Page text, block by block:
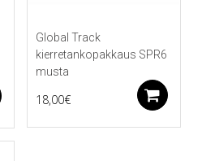
Lisää ostoskoriin
Global Track
kierretankopakkaus SPR6
musta
18,00€